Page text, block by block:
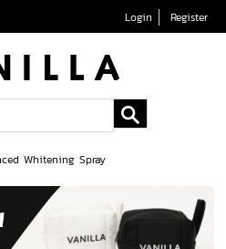
Login Register
Whitening Spray